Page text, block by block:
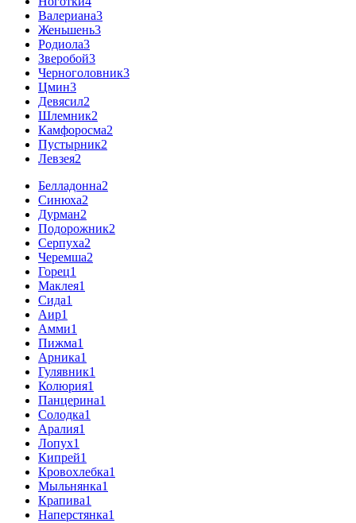
Валериана3
Женьшень3
Родиола3
Зверобой3
Черноголовник3
Цмин3
Девясил2
Шлемник2
Камфоросма2
Пустырник2
Левзея2
Белладонна2
Синюха2
Дурман2
Подорожник2
Серпуха2
Черемша2
Горец1
Маклея1
Сида1
Аир1
Амми1
Пижма1
Арника1
Гулявник1
Колюрия1
Панцерина1
Солодка1
Аралия1
Лопух1
Кипрей1
Кровохлебка1
Мыльнянка1
Крапива1
Наперстянка1